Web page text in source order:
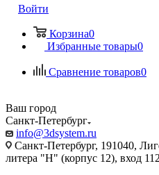
Войти
Корзина0
Избранные товары0
Сравнение товаров0
Ваш город
Санкт-Петербург
info@3dsystem.ru
Санкт-Петербург, 191040,
литера "Н" (корпус 12), вход